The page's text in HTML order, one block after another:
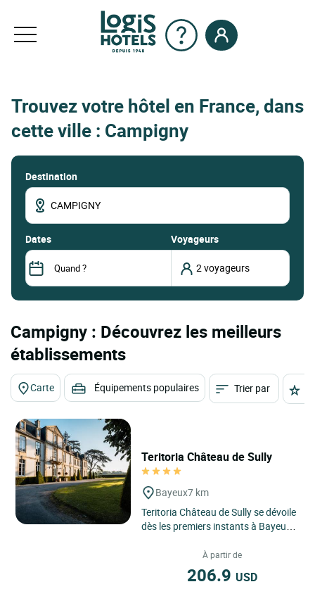
Trouvez votre hôtel en France, dans
cette ville : Campigny
Destination
dates Voyageurs
Campigny : Découvrez les meilleurs
établissements
Carte Équipements populaires Trier par
Teritoria Château de Sully
Bayeux7 km
Teritoria Château de Sully se dévoile
dès les premiers instants à Bayeux,
environnement de campagne...
À partir de
206.9 USD